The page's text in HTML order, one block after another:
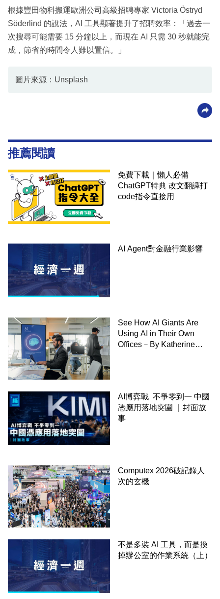
根據豐田物料搬運歐洲公司高級招聘專家 Victoria Östryd
Söderlind 的說法，AI 工具顯著提升了招聘效率：「過去一
次搜尋可能需要 15 分鐘以上，而現在 AI 只需 30 秒就能完
成，節省的時間令人難以置信。」
圖片來源：Unsplash
推薦閱讀
免費下載｜懶人必備
ChatGPT特典 改文翻譯打
code指令直接用
AI Agent對金融行業影響
See How AI Giants Are
Using AI in Their Own
Offices－By Katherine
AI博弈戰 不爭零到一 中國
憑應用落地突圍 ｜封面故
事
Computex 2026破記錄人
次的玄機
不是多裝 AI 工具，而是換
掉辦公室的作業系統（上）